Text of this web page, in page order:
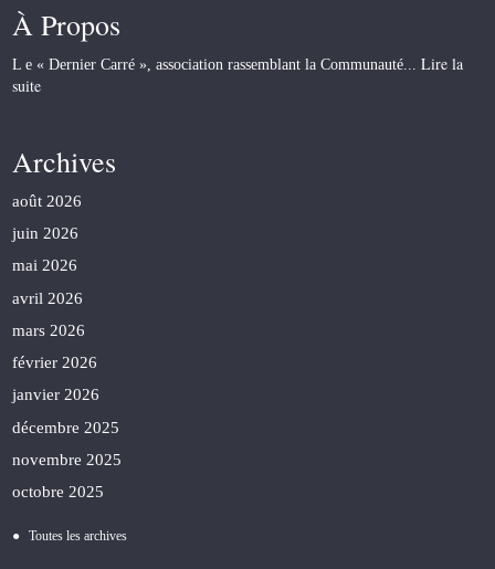
À Propos
L e « Dernier Carré », association rassemblant la Communauté... Lire la
suite
Archives
août 2026
juin 2026
mai 2026
avril 2026
mars 2026
février 2026
janvier 2026
décembre 2025
novembre 2025
octobre 2025
Toutes les archives